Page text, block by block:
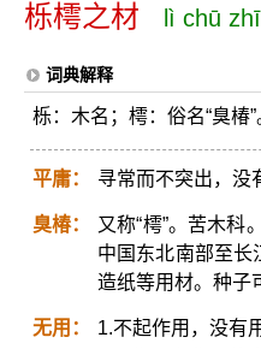
栎樗之材 lì chū
词典解释
栎：木名；樗：俗名“臭椿
平庸： 寻常而不突出，没
臭椿：
又称“樗”。苦木
中国东北南部至长
造纸等用材。种子
无用：
1.不起作用，没有